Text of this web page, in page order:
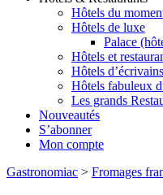
Hôtels du
Hôtels de luxe
Palace
Hôtels et
Hôtels d’écrivains
Hôtels fabuleux
Les grands
Nouveautés
S’abonner
Mon compte
Gastronomiac > Fromages